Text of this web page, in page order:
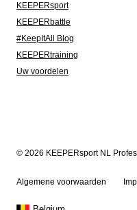
KEEPERsport
KEEPERbattle
#KeepItAll Blog
KEEPERtraining
Uw voordelen
© 2026 KEEPERsport NL
Algemene voorwaarden